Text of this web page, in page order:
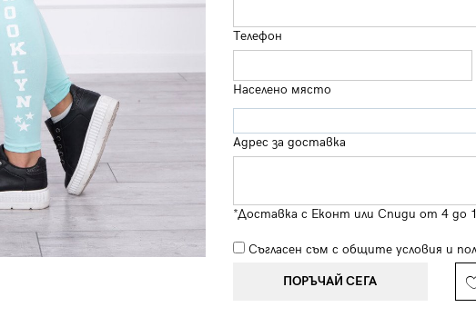
Телефон
Населено място
Адрес за доставка
*Доставка с Еконт или Спиди от 4 до
Съгласен съм с общите условия и
ПОРЪЧАЙ СЕГА